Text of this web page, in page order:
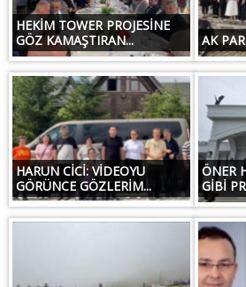
HEKİM TOWER PROJESİNE
GÖZ KAMAŞTIRAN...
AK
HARUN CİCİ: VİDEOYU
GÖRÜNCE GÖZLERİM...
ÖNER
GİBİ